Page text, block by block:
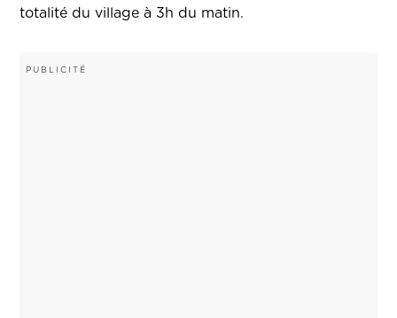
totalité du village à 3h du matin.